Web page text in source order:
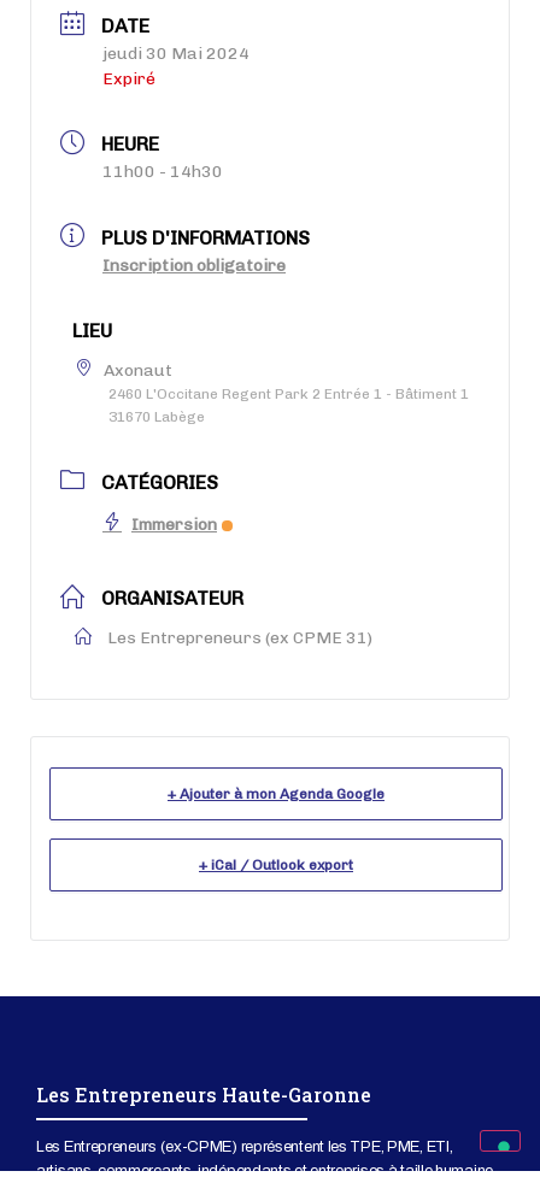
DATE
jeudi 30 Mai 2024
Expiré
HEURE
11h00 - 14h30
PLUS D'INFORMATIONS
Inscription obligatoire
LIEU
Axonaut
2460 L'Occitane Regent Park 2 Entrée 1 - Bâtiment 1
31670 Labège
CATÉGORIES
Immersion
ORGANISATEUR
Les Entrepreneurs (ex CPME 31)
+ Ajouter à mon Agenda Google
+ iCal / Outlook export
Les Entrepreneurs Haute-Garonne
Les Entrepreneurs (ex-CPME) représentent les TPE, PME, ETI,
artisans, commerçants, indépendants et entreprises à taille humaine.